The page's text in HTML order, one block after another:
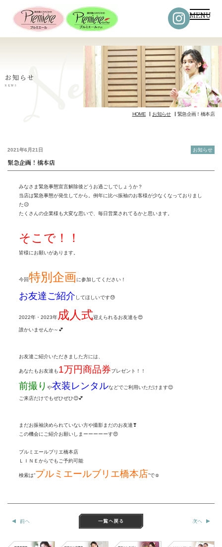
MENU
HOME お知らせ 緊急企画！橋本店
お知らせ
NEWS
2021年6月21日 お知らせ
緊急企画！橋本店
みなさま緊急事態宣言解除後どうお過ごしでしょうか？
当店は緊急事態が発生してから。例年に比べ振袖のお客様が少なくなっておりまし
た😥
たくさんの企業様も大変な思いで、毎日営業されてるかと思います。
そこで！！
皆様にお願いがあります。
今回特別企画に参加してください！
お友達ご紹介 してほしいです😓
2022年・2023年成人式迎えられるお友達を😍
誰かいませんか～💕
お友達ご紹介いただきました方には、
あなたもお友達も1万円商品券プレゼント！！
前撮り や衣装レンタルなどでご利用いただけます😌
ご来店だけでもぜひぜひ😊💕
まだお振袖決められていない方や撮影まだのお友達❣
この機会にご紹介お願いしまーーーーーす😍
プルミエールブリエ橋本店
ＬＩＮＥからでもご予約可能
検索は”プルミエールブリエ橋本店”で☺
前へ 次へ